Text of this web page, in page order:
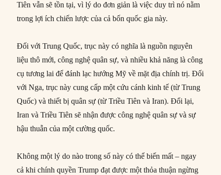
Tiên vẫn sẽ tồn tại, vì lý do đơn giản là việc duy trì nó nằm
trong lợi ích chiến lược của cả bốn quốc gia này.
Đối với Trung Quốc, trục này có nghĩa là nguồn nguyên
liệu thô mới, công nghệ quân sự, và nhiều khả năng là công
cụ tương lai để đánh lạc hướng Mỹ về mặt địa chính trị. Đối
với Nga, trục này cung cấp một cứu cánh kinh tế (từ Trung
Quốc) và thiết bị quân sự (từ Triều Tiên và Iran). Đổi lại,
Iran và Triều Tiên sẽ nhận được công nghệ quân sự và sự
hậu thuẫn của một cường quốc.
Không một lý do nào trong số này có thể biến mất – ngay
cả khi chính quyền Trump đạt được một thỏa thuận ngừng